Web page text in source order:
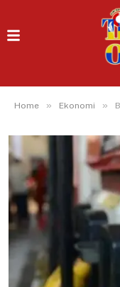
Home » Ekonomi »